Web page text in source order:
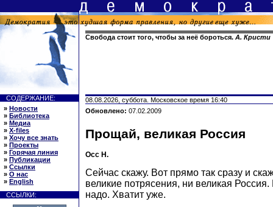
Свобода стоит того, чтобы за неё бороться. А. Кристи
СОДЕРЖАНИЕ:
» Новости
» Библиотека
» Медиа
» X-files
» Хочу все знать
» Проекты
» Горячая линия
» Публикации
» Ссылки
» О нас
» English
ССЫЛКИ:
08.08.2026, суббота. Московское время 16:40
Обновлено: 07.02.2009
Прощай, великая Россия
Осс Н.
Сейчас скажу. Вот прямо так сразу и
великие потрясения, ни великая
надо. Хватит уже.